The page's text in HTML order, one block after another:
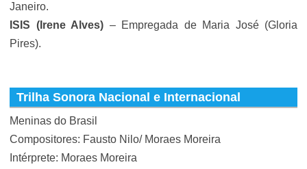
Janeiro.
ISIS (Irene Alves) – Empregada de Maria José (Gloria
Pires).
Trilha Sonora Nacional e Internacional
Meninas do Brasil
Compositores: Fausto Nilo/ Moraes Moreira
Intérprete: Moraes Moreira